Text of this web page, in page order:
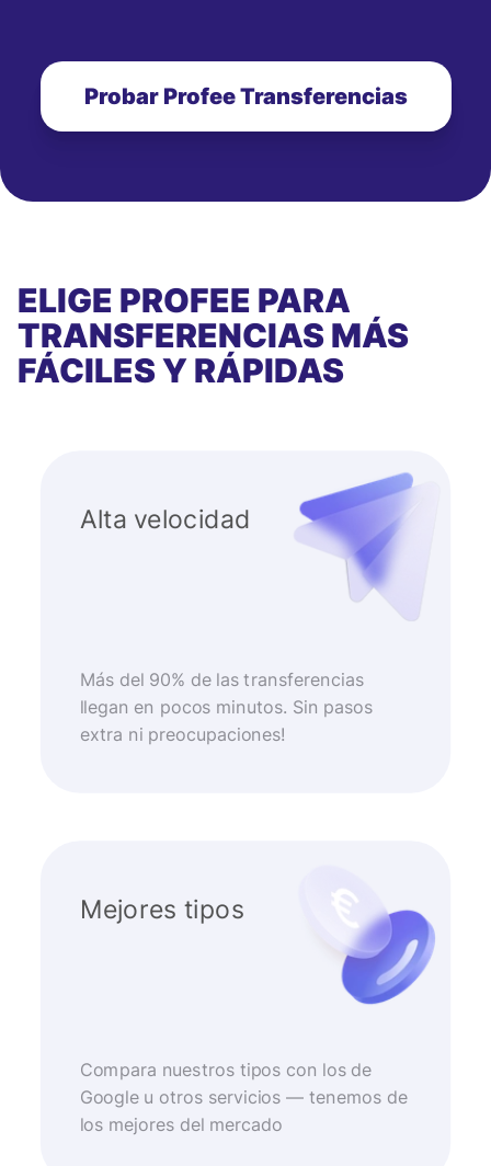
Probar Profee Transferencias
ELIGE PROFEE PARA
TRANSFERENCIAS MÁS
FÁCILES Y RÁPIDAS
Alta velocidad
Más del 90% de las transferencias
llegan en pocos minutos. Sin pasos
extra ni preocupaciones!
Mejores tipos
Compara nuestros tipos con los de
Google u otros servicios — tenemos de
los mejores del mercado